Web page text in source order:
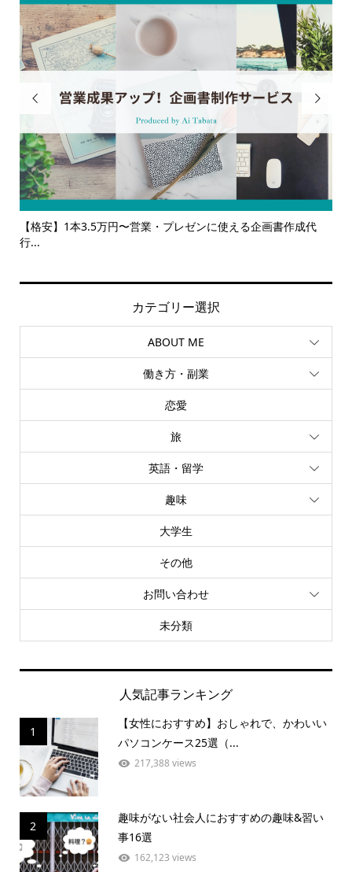

【サービス一覧】広報・企画・デザインの単発依頼からトータ
ルサ...

カテゴリー選択
ABOUT ME
働き方・副業
恋愛
旅
英語・留学
趣味
大学生
その他
お問い合わせ
未分類
人気記事ランキング
1
【女性におすすめ】おしゃれで、かわいい
パソコンケース25選（...
217,388 views
2
趣味がない社会人におすすめの趣味&習い
事16選
162,123 views